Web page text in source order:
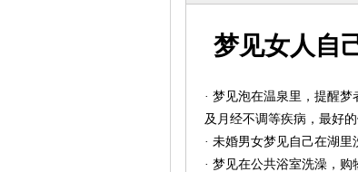
梦见女人自
· 梦见泡在温泉里，提醒
及月经不调等疾病，最好
· 未婚男女梦见自己在湖
· 梦见在公共浴室洗澡，